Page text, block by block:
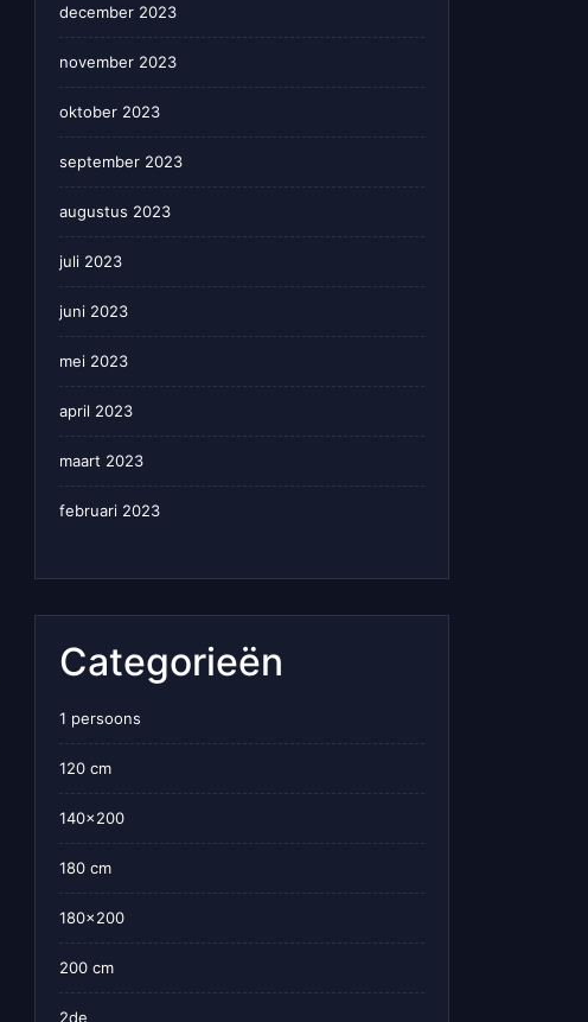
december 2023
november 2023
oktober 2023
september 2023
augustus 2023
juli 2023
juni 2023
mei 2023
april 2023
maart 2023
februari 2023
Categorieën
1 persoons
120 cm
140×200
180 cm
180×200
200 cm
2de